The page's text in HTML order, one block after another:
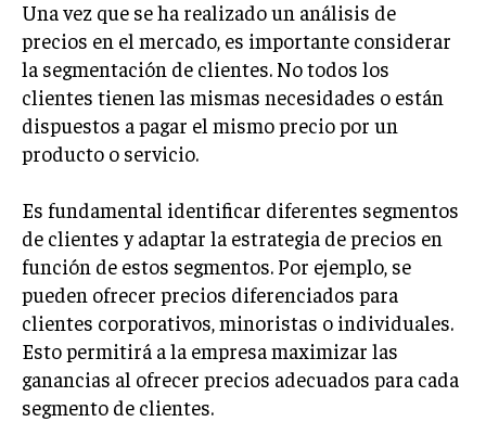
INTERNACIONAL
NEGOCIOS INTERNACIONALES
COMERCIO INTERNACIONAL
EXPANSIÓN GLOBAL
ALIANZAS ESTRATÉGICAS
TECNOLOGIA
SOSTENIBILIDAD Y MEDIO AMBIENTE
GESTIÓN DE LA INNOVACIÓN TECNOLÓGICA
TRANSFORMACIÓN DIGITAL
Una vez que se ha realizado un análisis de
precios en el mercado, es importante considerar
la segmentación de clientes. No todos los
clientes tienen las mismas necesidades o están
dispuestos a pagar el mismo precio por un
producto o servicio.
Es fundamental identificar diferentes segmentos
de clientes y adaptar la estrategia de precios en
función de estos segmentos. Por ejemplo, se
pueden ofrecer precios diferenciados para
clientes corporativos, minoristas o individuales.
Esto permitirá a la empresa maximizar las
ganancias al ofrecer precios adecuados para cada
segmento de clientes.